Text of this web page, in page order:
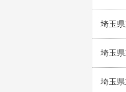
埼玉
埼玉
埼玉